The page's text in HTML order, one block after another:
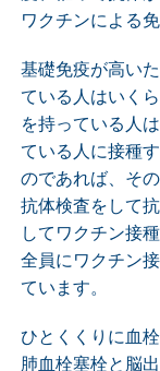
ワクチンによる
基礎免疫が高い
ている人はいく
を持っている人
ている人に接種
のであれば、そ
抗体検査をして
してワクチン接
全員にワクチン
ています。
ひとくくりに血
肺血栓塞栓と脳